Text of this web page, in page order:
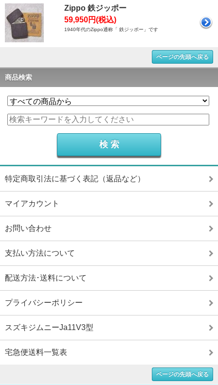
Zippo 鉄ジッポー
59,950円(税込)
1940年代のZippo通称「 鉄ジッポー」です
ページの先頭へ戻る
商品検索
特定商取引法に基づく表記（返品など）
マイアカウント
お問い合わせ
支払い方法について
配送方法･送料について
プライバシーポリシー
スズキジムニーJa11V3型
宅急便送料一覧表
ページの先頭へ戻る